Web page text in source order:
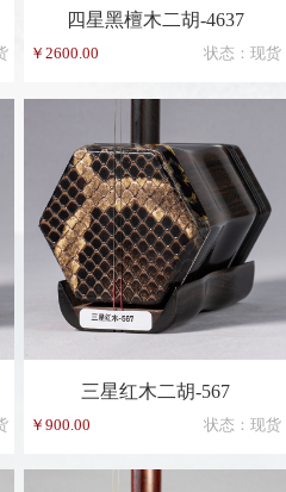
四星黑檀木二胡-4637
￥2600.00 状态：现货
三星红木二胡-567
￥900.00 状态：现货